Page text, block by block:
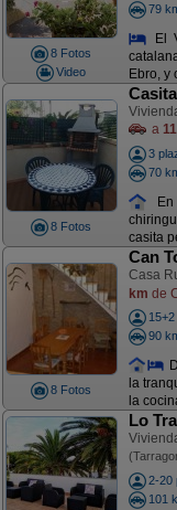
8 Fotos
Video
79
El
Ebro, y
8 Fotos
a
3
70
casita
8 Fotos
Can
Casa
km de
90
la
la
Lo
2-20
101